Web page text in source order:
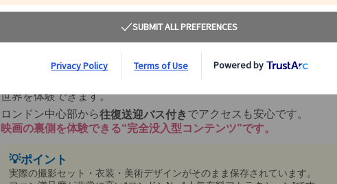
🎬 ワーナー・ブラザーズ・スタジオツアーロンドン
映画ハリー・ポッターシリーズの 実際の撮影セットや衣装
アーです。
ホグワーツ大広間・ダイアゴン横丁・ホグワーツ城模型
世界を体験できます。
ロンドン中心部から往復送迎バス付き でアクセスも安心です。
映画の裏側を体験できる“完全没入型コンテンツ”です。
💡ポイント
実際の撮影セット・衣装・美術デザインがそのまま保存されています。